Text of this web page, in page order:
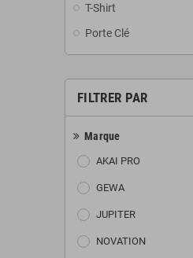
T-Shirt
Porte Clé
FILTRER PAR
Marque
AKAI PRO
GEWA
JUPITER
NOVATION